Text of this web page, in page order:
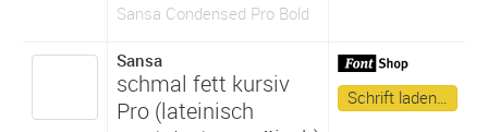
Sansa Condensed Pro Bold
Sansa
schmal fett kursiv
Pro (lateinisch
Schrift laden…